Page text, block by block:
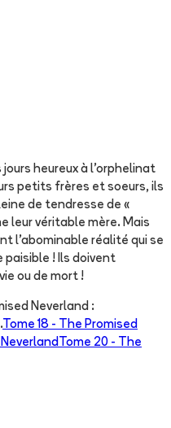
jours heureux à l'orphelinat
petits frères et soeurs, ils
de tendresse de «
leur véritable mère. Mais
l'abominable réalité qui se
paisible ! Ils doivent
ou de mort !
Neverland :
Tome 18 -
The Promised
Tome 20 -
The